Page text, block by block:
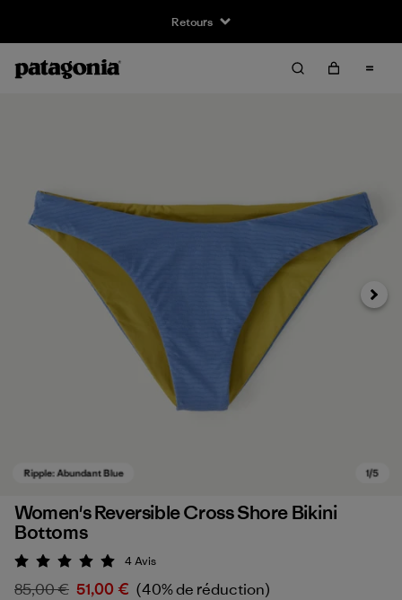
Retours
Women's Reversible Cross Shore Bikini
Bottoms
Évaluation: 5 / 5
4Avis
85,00 € 51,00 € (40% de réduction)